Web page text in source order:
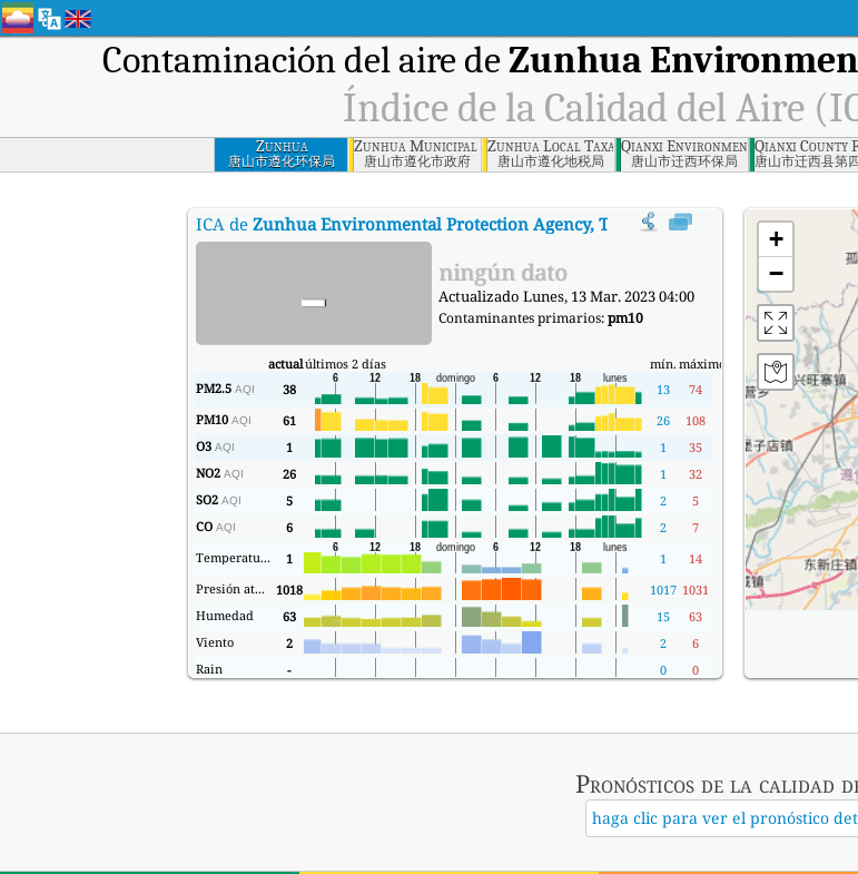
Contaminación del aire deZunhua
Índice de la Calidad del Aire
Zunhua
Environmental
Protection Agency,
唐山市遵化环保局
Zunhua Municipal Government, Tangshan
唐山市遵化市政府
Zunhua Local Taxation Bureau, Tangshan
唐山市遵化地税局
Qianxi Environmental Protection
唐山市迁西环保局
Qianxi County
唐山市迁西县第
ICA de Zunhua Environmental Protection Agency, Tangshan:Índice de la Calidad del
- ningún dato
Actualizado Lunes, 13 Mar. 2023 04:00
Contaminantes primarios:pm10
actualúltimos 2 días mín. máximo
PM2.5 AQI 38 13
74
PM10 AQI 61 26
108
O3 AQI 1 1
35
NO2 AQI 26 1
32
SO2 AQI 5 2
5
CO AQI 6 2
7
Temperatura.
1 1
14
Presión atmosférica
1018 1017 1031
Humedad
63 15
63
Viento
2 2
6
Rain
- 0 0
+
−
Pronósticos de la calidad
haga clic para ver el pronóstico